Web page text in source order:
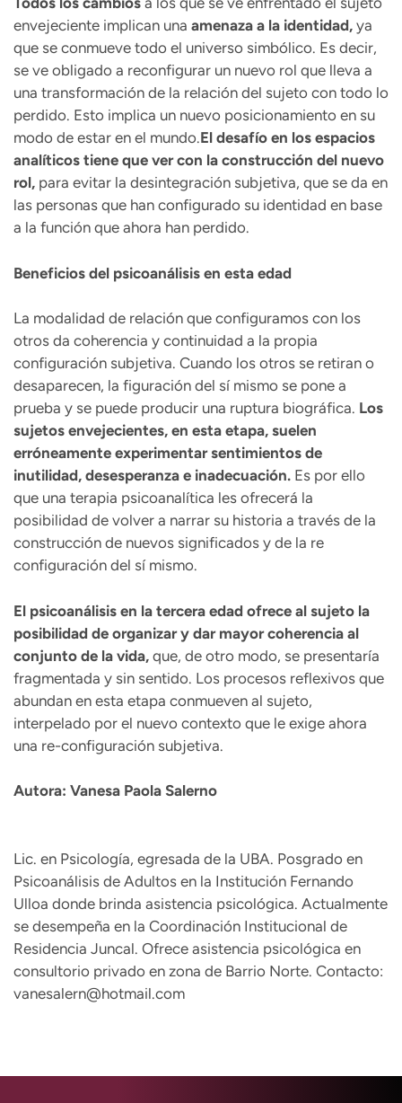
envejeciente implican una amenaza a la identidad, ya
que se conmueve todo el universo simbólico. Es decir,
se ve obligado a reconfigurar un nuevo rol que lleva a
una transformación de la relación del sujeto con todo lo
perdido. Esto implica un nuevo posicionamiento en su
modo de estar en el mundo.El desafío en los espacios
analíticos tiene que ver con la construcción del nuevo
rol, para evitar la desintegración subjetiva, que se da en
las personas que han configurado su identidad en base
a la función que ahora han perdido.
Beneficios del psicoanálisis en esta edad
La modalidad de relación que configuramos con los
otros da coherencia y continuidad a la propia
configuración subjetiva. Cuando los otros se retiran o
desaparecen, la figuración del sí mismo se pone a
prueba y se puede producir una ruptura biográfica. Los
sujetos envejecientes, en esta etapa, suelen
erróneamente experimentar sentimientos de
inutilidad, desesperanza e inadecuación. Es por ello
que una terapia psicoanalítica les ofrecerá la
posibilidad de volver a narrar su historia a través de la
construcción de nuevos significados y de la re
configuración del sí mismo.
El psicoanálisis en la tercera edad ofrece al sujeto la
posibilidad de organizar y dar mayor coherencia al
conjunto de la vida, que, de otro modo, se presentaría
fragmentada y sin sentido. Los procesos reflexivos que
abundan en esta etapa conmueven al sujeto,
interpelado por el nuevo contexto que le exige ahora
una re-configuración subjetiva.
Autora: Vanesa Paola Salerno
Lic. en Psicología, egresada de la UBA. Posgrado en
Psicoanálisis de Adultos en la Institución Fernando
Ulloa donde brinda asistencia psicológica. Actualmente
se desempeña en la Coordinación Institucional de
Residencia Juncal. Ofrece asistencia psicológica en
consultorio privado en zona de Barrio Norte. Contacto:
vanesalern@hotmail.com